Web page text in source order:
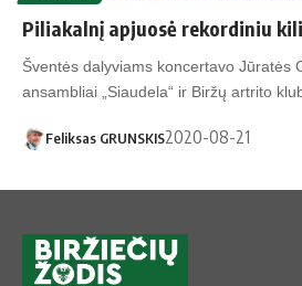
Piliakalnį apjuosė rekordiniu
Šventės dalyviams koncertavo Jūratės
ansambliai „Siaudela“ ir Biržų artrito
Feliksas GRUNSKIS2020-08-21